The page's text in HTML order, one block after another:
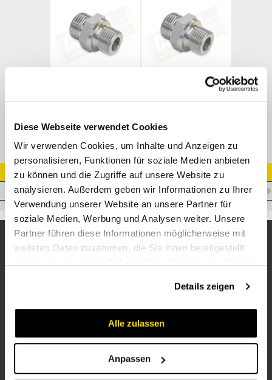
Diese Webseite verwendet Cookies
Wir verwenden Cookies, um Inhalte und Anzeigen zu
personalisieren, Funktionen für soziale Medien anbieten
zu können und die Zugriffe auf unsere Website zu
analysieren. Außerdem geben wir Informationen zu Ihrer
Verwendung unserer Website an unsere Partner für
soziale Medien, Werbung und Analysen weiter. Unsere
Partner führen diese Informationen möglicherweise mit
weiteren Daten zusammen, die Sie ihnen bereitgestellt
Details zeigen
Alle zulassen
Anpassen
Artikel Nr.
V.XAS10R1/2
Karriere